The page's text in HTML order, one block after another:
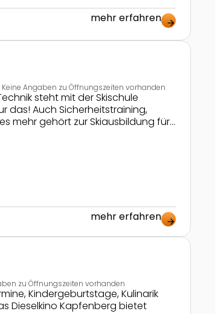
mehr erfahren arrow_forward
Keine Angaben zu Öffnungszeiten vorhanden
steht mit der Skischule
das! Auch Sicherheitstraining,
mehr gehört zur Skiausbildung für
mehr erfahren arrow_forward
zu Öffnungszeiten vorhanden
Kindergeburtstage, Kulinarik
Dieselkino Kapfenberg bietet